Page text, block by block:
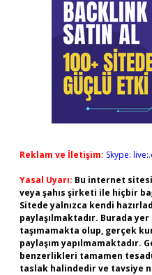
Reklam ve İletişim: Skype:
Yasal Uyarı: Bu internet
veya şahıs şirketi ile hiçbir
Sitede yalnızca kendi
paylaşılmaktadır. Burada
taşımamakta olup, gerçek
paylaşım yapılmamaktadır.
benzerlikleri tamamen
taslak halindedir ve tavsiye